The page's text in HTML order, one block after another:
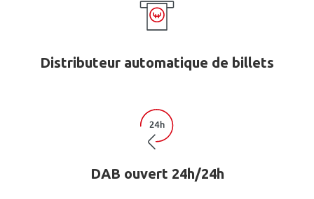
Distributeur automatique de billets
DAB ouvert 24h/24h